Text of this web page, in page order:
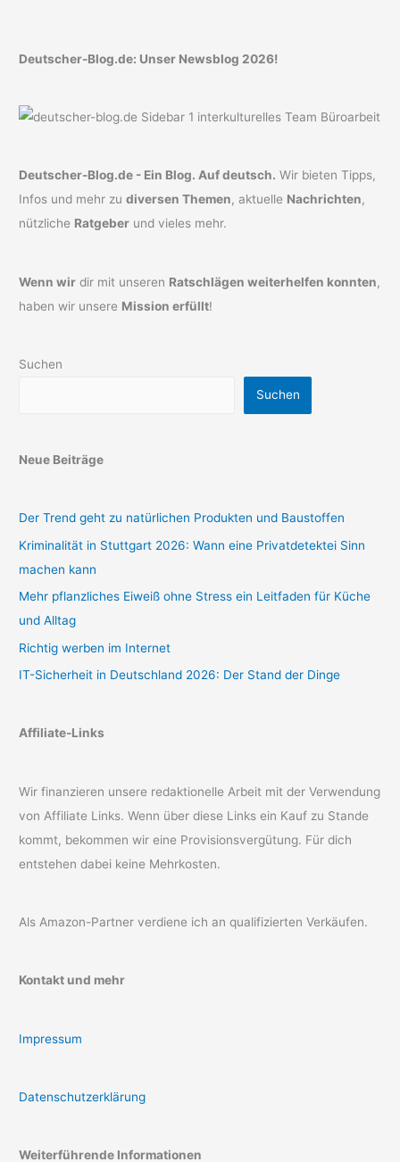
Deutscher-Blog.de: Unser Newsblog 2026!
Deutscher-Blog.de - Ein Blog. Auf deutsch. Wir bieten Tipps,
Infos und mehr zudiversen Themen, aktuelle Nachrichten,
nützliche Ratgeber und vieles mehr.
Wenn wir dir mit unseren Ratschlägen weiterhelfen konnten,
haben wir unsere Mission erfüllt!
Suchen
Suchen
Neue Beiträge
Der Trend geht zu natürlichen Produkten und Baustoffen
Kriminalität in Stuttgart 2026: Wann eine Privatdetektei Sinn
machen kann
Mehr pflanzliches Eiweiß ohne Stress ein Leitfaden für Küche
und Alltag
Richtig werben im Internet
IT-Sicherheit in Deutschland 2026: Der Stand der Dinge
Affiliate-Links
Wir finanzieren unsere redaktionelle Arbeit mit der Verwendung
von Affiliate Links. Wenn über diese Links ein Kauf zu Stande
kommt, bekommen wir eine Provisionsvergütung. Für dich
entstehen dabei keine Mehrkosten.
Als Amazon-Partner verdiene ich an qualifizierten Verkäufen.
Kontakt und mehr
Impressum
Datenschutzerklärung
Weiterführende Informationen